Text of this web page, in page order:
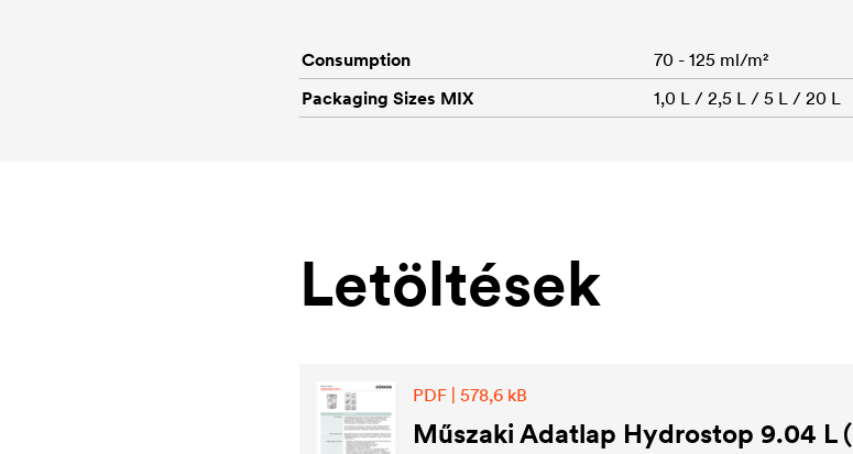
Consumption
70 - 125 ml/m²
Packaging Sizes MIX
1,0 L / 2,5 L / 5 L / 20 L
Letöltések
PDF | 578,6 kB
Műszaki Adatlap Hydrostop 9.04 L